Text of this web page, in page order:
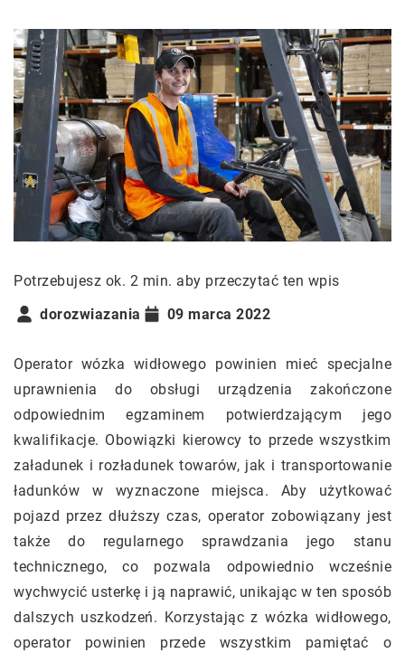
Potrzebujesz ok. 2 min. aby przeczytać ten wpis
dorozwiazania
09 marca 2022
Operator wózka widłowego powinien mieć specjalne
uprawnienia do obsługi urządzenia zakończone
odpowiednim egzaminem potwierdzającym jego
kwalifikacje. Obowiązki kierowcy to przede wszystkim
załadunek i rozładunek towarów, jak i transportowanie
ładunków w wyznaczone miejsca. Aby użytkować
pojazd przez dłuższy czas, operator zobowiązany jest
także do regularnego sprawdzania jego stanu
technicznego, co pozwala odpowiednio wcześnie
wychwycić usterkę i ją naprawić, unikając w ten sposób
dalszych uszkodzeń. Korzystając z wózka widłowego,
operator powinien przede wszystkim pamiętać o